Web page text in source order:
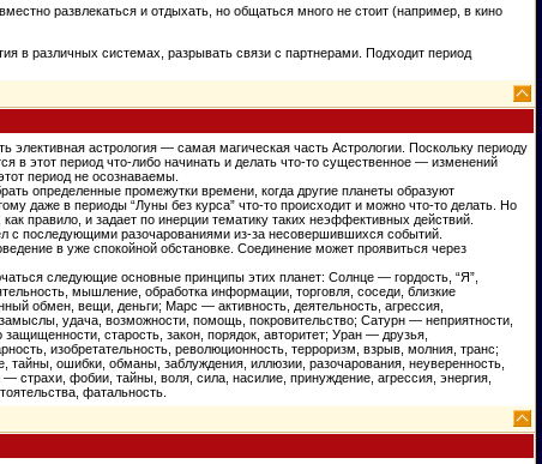
развлекаться и отдыхать, но общаться много не стоит (например, в кино
в различных системах, разрывать связи с партнерами. Подходит период
астрология — самая магическая часть Астрологии. Поскольку периоду
в этот период что-либо начинать и делать что-то существенное — изменений
период не осознаваемы.
определенные промежутки времени, когда другие планеты образуют
даже в периоды “Луны без курса” что-то происходит и можно что-то делать. Но
правило, и задает по инерции тематику таких неэффективных действий.
с последующими разочарованиями из-за несовершившихся событий.
в уже спокойной обстановке. Соединение может проявиться через
следующие основные принципы этих планет: Солнце — гордость, “Я”,
мышление, обработка информации, торговля, соседи, близкие
обмен, вещи, деньги; Марс — активность, деятельность, агрессия,
удача, возможности, помощь, покровительство; Сатурн — неприятности,
старость, закон, порядок, авторитет; Уран — друзья,
изобретательность, революционность, терроризм, взрыв, молния, транс;
ошибки, обманы, заблуждения, иллюзии, разочарования, неуверенность,
страхи, фобии, тайны, воля, сила, насилие, принуждение, агрессия, энергия,
фатальность.